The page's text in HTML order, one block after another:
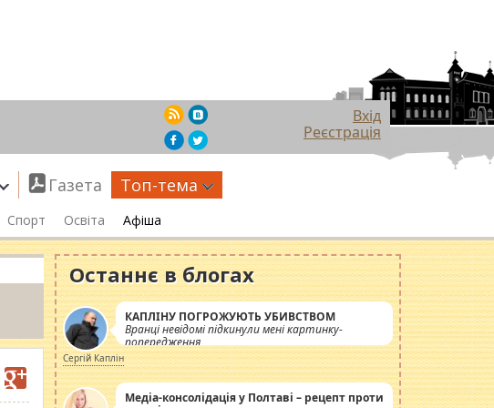
Вхід
Реєстрація
Газета Топ-тема
Спорт Освіта Афіша
Останнє в блогах
КАПЛІНУ ПОГРОЖУЮТЬ УБИВСТВОМ
Вранці невідомі підкинули мені картинку-
попередження
Сергій Каплін
Медіа-консолідація у Полтаві – рецепт проти